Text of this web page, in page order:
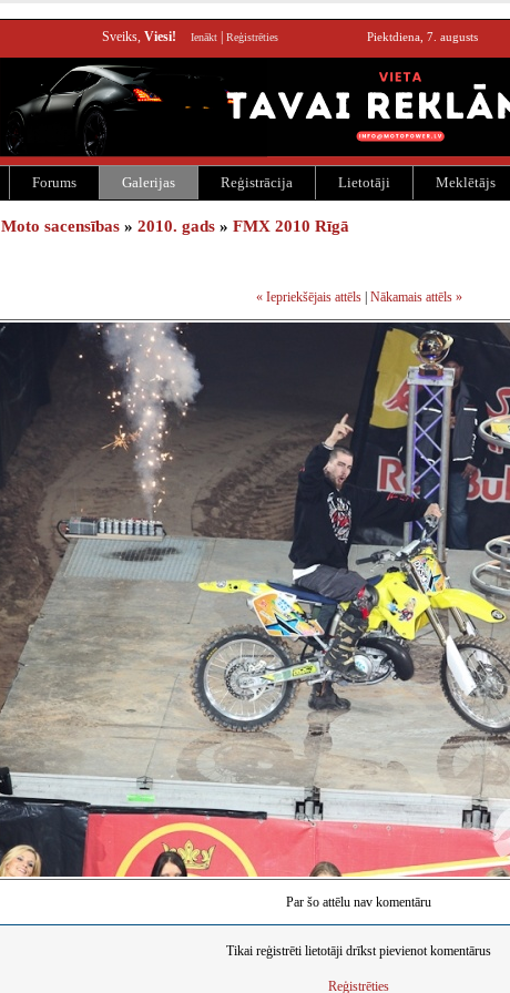
Sveiks, Viesi! Ienākt Reģistrēties Piektdiena, 7. augusts
Forums Galerijas Reģistrācija Lietotāji Meklētājs
Moto sacensības » 2010. gads » FMX 2010 Rīgā
« Iepriekšējais attēls| Nākamais attēls »
Par šo attēlu nav komentāru
Tikai reģistrēti lietotāji drīkst pievienot komentārus
Reģistrēties